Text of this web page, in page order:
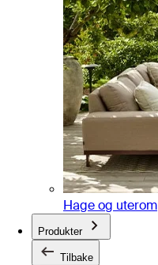
Hage og uterom
Produkter
Tilbake